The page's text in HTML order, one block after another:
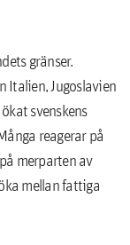
gränser.
Italien, Jugoslavien
svenskens
reagerar på
merparten av
mellan fattiga